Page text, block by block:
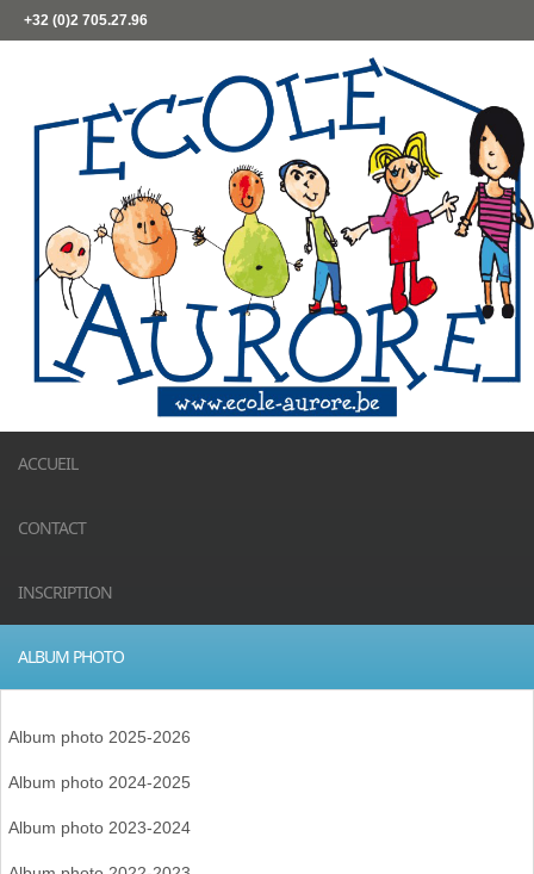
+32 (0)2 705.27.96
ACCUEIL
CONTACT
INSCRIPTION
ALBUM PHOTO
Album photo 2025-2026
Album photo 2024-2025
Album photo 2023-2024